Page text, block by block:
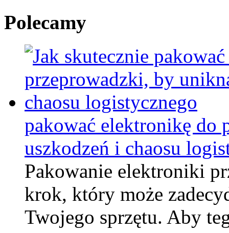
Polecamy
pakować elektronikę do
uszkodzeń i chaosu
Pakowanie elektroniki
krok, który może
Twojego sprzętu. Aby